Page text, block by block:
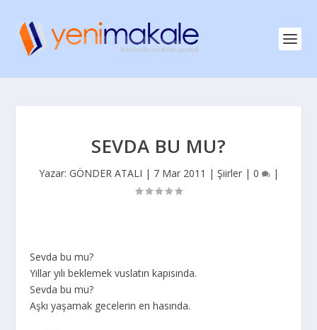
SEVDA BU MU?
Yazar: GÖNDER ATALI | 7 Mar 2011 | Şiirler| 0 |
Sevda bu mu?
Yıllar yılı beklemek vuslatın kapısında.
Sevda bu mu?
Aşkı yaşamak gecelerin en hasında.